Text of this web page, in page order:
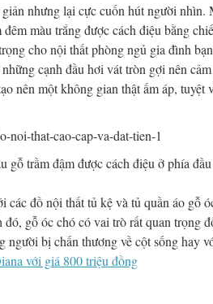
nhưng lại cực cuốn hút người nhìn.
màu trắng được cách điệu bằng
cho nội thất phòng ngủ gia đình
cạnh đầu hơi vát tròn gợi nên
nên một không gian thật ấm áp,
gỗ trầm đậm được cách điệu ở phía
các đồ nội thất tủ kệ và tủ quần áo gỗ
đó, gỗ óc chó có vai trò rất quan trọng
người bị chấn thương về cột sống hay
với giá 800 triệu đồng